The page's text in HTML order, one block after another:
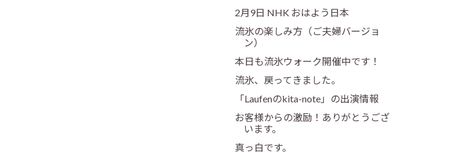
2月9日 NHK おはよう日本
流氷の楽しみ方（ご夫婦バージョ
ン）
本日も流氷ウォーク開催中です！
流氷、戻ってきました。
「Laufenのkita-note」の出演情報
お客様からの激励！ありがとうござ
います。
真っ白です。